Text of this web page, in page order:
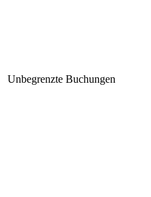
Unbegrenzte Buchungen